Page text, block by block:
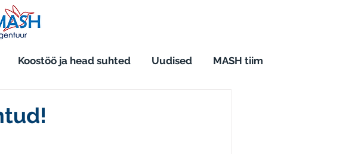
Koostöö ja head suhted Uudised MASH tiim